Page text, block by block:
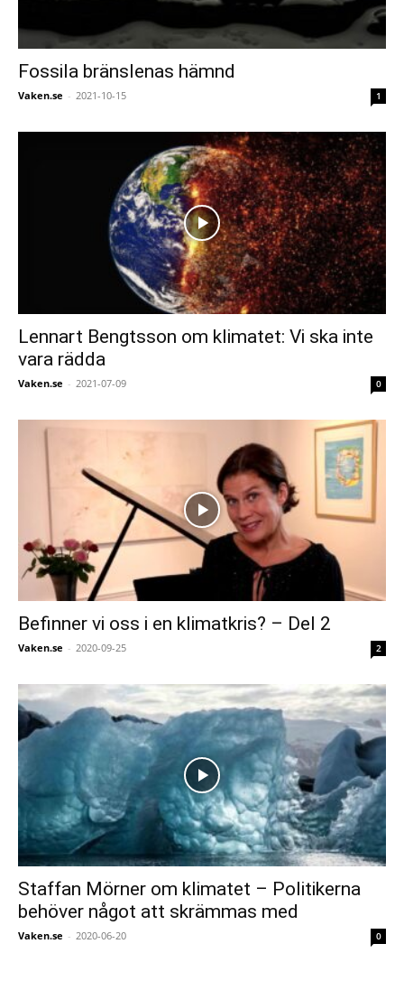
Fossila bränslenas hämnd
Vaken.se - 2021-10-15 1
Lennart Bengtsson om klimatet: Vi ska inte
vara rädda
Vaken.se - 2021-07-09 0
Befinner vi oss i en klimatkris? – Del 2
Vaken.se - 2020-09-25 2
Staffan Mörner om klimatet – Politikerna
behöver något att skrämmas med
Vaken.se - 2020-06-20 0